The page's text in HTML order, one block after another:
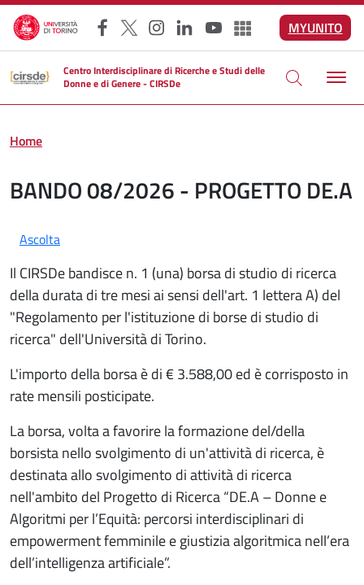
Salta al contenuto principale
Facebook
X Instagram
LinkedInYouTubeAltri social
MYUNITO
Centro Interdisciplinare di Ricerche e Studi delle
Donne e di Genere - CIRSDe
Home
BANDO 08/2026 - PROGETTO DE.A
Ascolta
Il CIRSDe bandisce n. 1 (una) borsa di studio di ricerca
della durata di tre mesi ai sensi dell'art. 1 lettera A) del
"Regolamento per l'istituzione di borse di studio di
ricerca" dell'Università di Torino.
L'importo della borsa è di € 3.588,00 ed è corrisposto in
rate mensili posticipate.
La borsa, volta a favorire la formazione del/della
borsista nello svolgimento di un'attività di ricerca, è
destinata allo svolgimento di attività di ricerca
nell'ambito del Progetto di Ricerca “DE.A – Donne e
Algoritmi per l’Equità: percorsi interdisciplinari di
empowerment femminile e giustizia algoritmica nell’era
dell’intelligenza artificiale”.